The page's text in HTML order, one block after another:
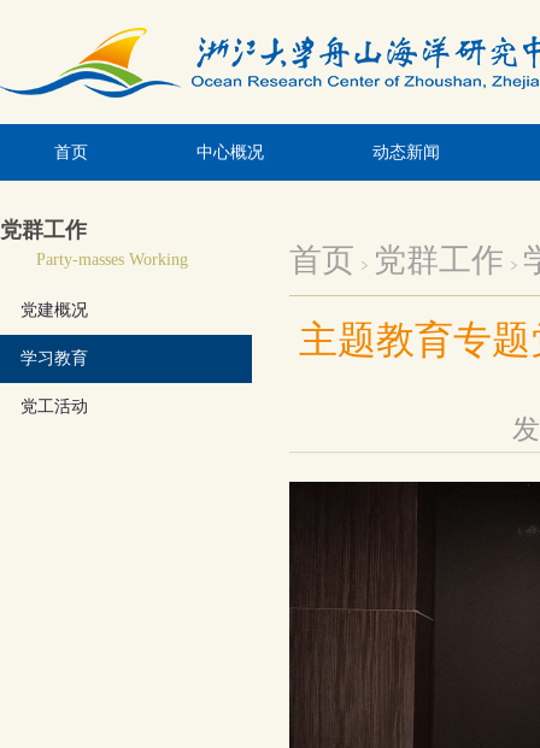
首页 中心概况 动态新闻
党群工作
Party-masses Working
党建概况
学习教育
党工活动
首页 党群工作
主题教育专